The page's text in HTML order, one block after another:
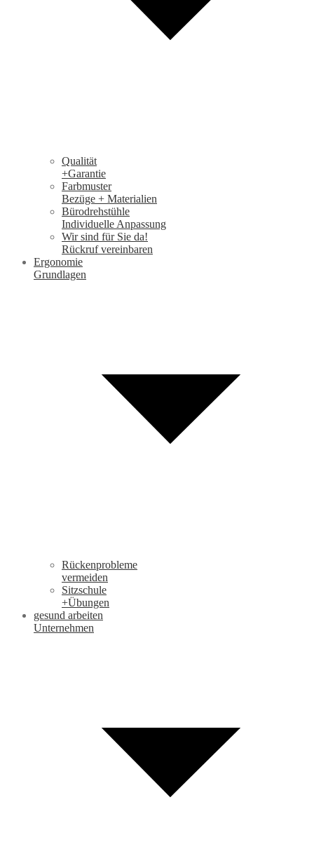
Qualität
+Garantie
Farbmuster
Bezüge + Materialien
Bürodrehstühle
Individuelle Anpassung
Wir sind für Sie da!
Rückruf vereinbaren
Ergonomie
Grundlagen
Rückenprobleme
vermeiden
Sitzschule
+Übungen
gesund arbeiten
Unternehmen